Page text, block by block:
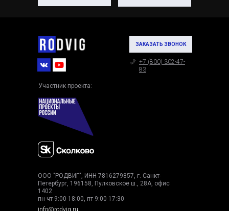
ЗАКАЗАТЬ ЗВОНОК
ООО "РОДВИГ", ИНН 7816279857, г. Санкт-
Петербург, 196158, Пулковское ш., 28А, офис
1402
пн-чт 9:00-18:00, пт 9:00-17:30
Участник проекта:
+7 (800) 302-47-
83
info@rodvig.ru